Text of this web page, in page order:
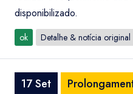
disponibilizado.
ok Detalhe & notícia original
17 Set